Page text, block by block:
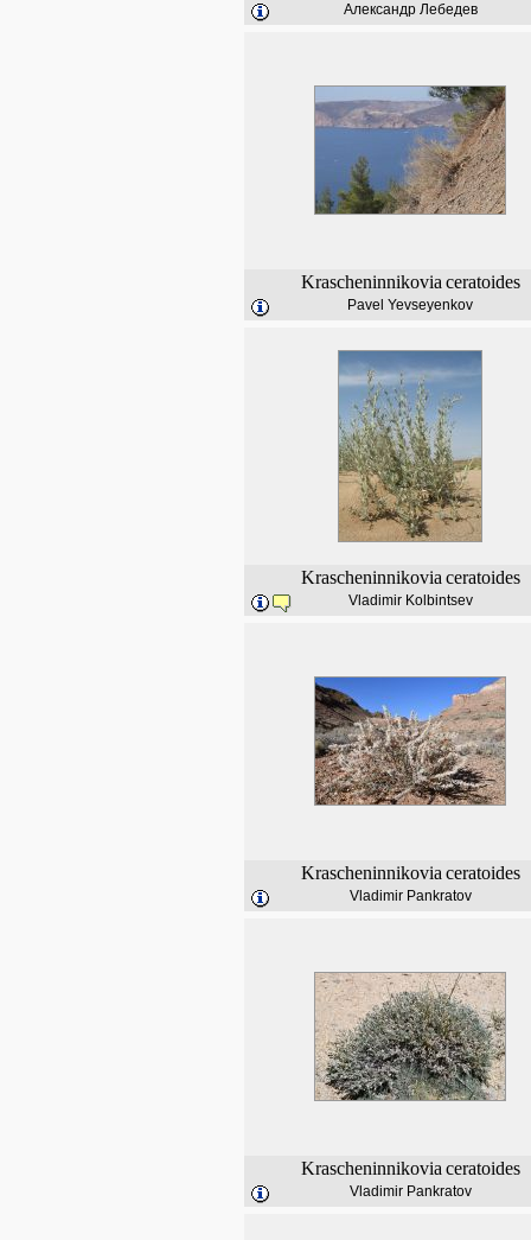
Александр Лебедев
Krascheninnikovia ceratoides
Pavel Yevseyenkov
Krascheninnikovia ceratoides
Vladimir Kolbintsev
Krascheninnikovia ceratoides
Vladimir Pankratov
Krascheninnikovia ceratoides
Vladimir Pankratov